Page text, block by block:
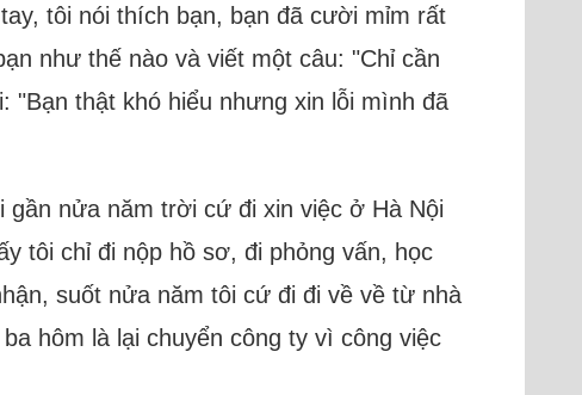
tôi nói thích bạn, bạn đã cười mỉm rất
như thế nào và viết một câu: "Chỉ cần
"Bạn thật khó hiểu nhưng xin lỗi mình đã
gần nửa năm trời cứ đi xin việc ở Hà Nội
tôi chỉ đi nộp hồ sơ, đi phỏng vấn, học
suốt nửa năm tôi cứ đi đi về về từ nhà
hôm là lại chuyển công ty vì công việc